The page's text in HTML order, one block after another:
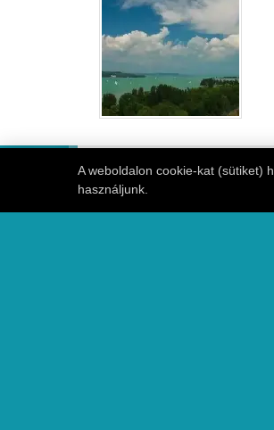
A weboldalon cookie-kat (sütiket)
használjunk.